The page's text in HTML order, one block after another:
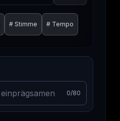
# Stimme # Tempo
0/80